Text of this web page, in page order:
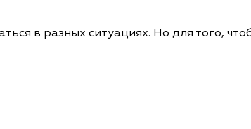
в разных ситуациях. Но для того,